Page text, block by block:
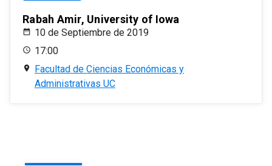
Rabah Amir, University of Iowa
10 de Septiembre de 2019
17:00
Facultad de Ciencias Económicas y
Administrativas UC